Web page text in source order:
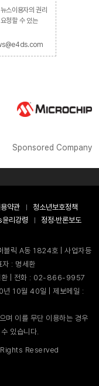
스이용자의 권리
청할 수 있는
Sponsored Company
약관
청소년보호정책
리강령
정정·반론보도
블릭 A동 1824호 | 사업자등
: 명세환
환 | 전화 : 02-866-9957
10월 40일 | 제보메일 :
며 이를 무단 이용하는 경우
있습니다.
Reserved